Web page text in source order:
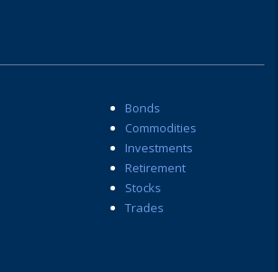
Bonds
Commodities
Investments
Retirement
Stocks
Trades